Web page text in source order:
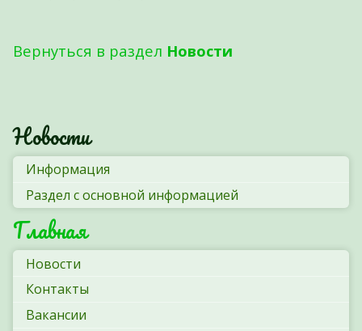
Вернуться в раздел Новости
Новости
Информация
Раздел с основной информацией
Главная
Новости
Контакты
Вакансии